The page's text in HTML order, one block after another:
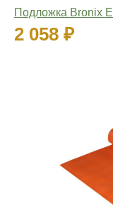
Подложка Bronix
2 058 ₽